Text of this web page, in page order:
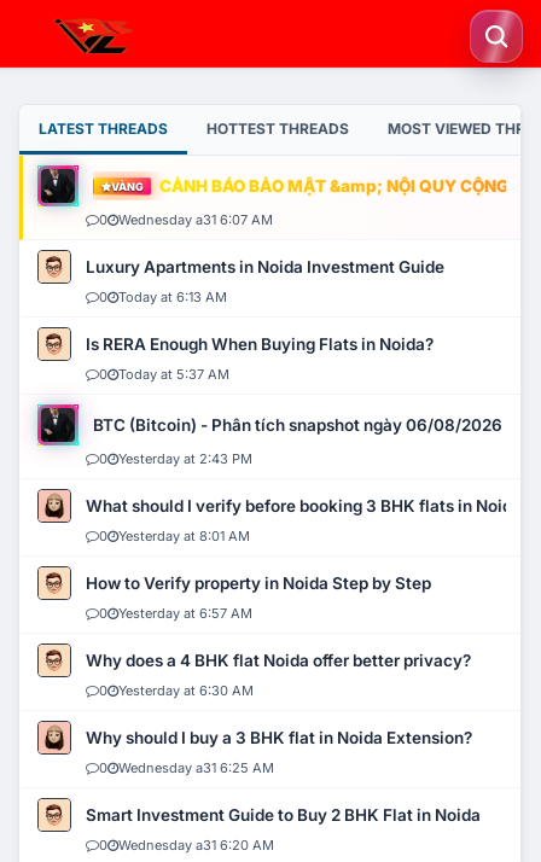
LATEST THREADS HOTTEST THREADS MOST VIEWED
VÀNG CẢNH BÁO BẢO MẬT &amp; NỘI QUY CỘNG
0 Wednesday a31 6:07 AM
Luxury Apartments in Noida Investment Guide
0 Today at 6:13 AM
Is RERA Enough When Buying Flats in Noida?
0 Today at 5:37 AM
BTC (Bitcoin) - Phân tích snapshot ngày 06/08/2026
0 Yesterday at 2:43 PM
What should I verify before booking 3 BHK flats in Noida?
0 Yesterday at 8:01 AM
How to Verify property in Noida Step by Step
0 Yesterday at 6:57 AM
Why does a 4 BHK flat Noida offer better privacy?
0 Yesterday at 6:30 AM
Why should I buy a 3 BHK flat in Noida Extension?
0 Wednesday a31 6:25 AM
Smart Investment Guide to Buy 2 BHK Flat in Noida
0 Wednesday a31 6:20 AM